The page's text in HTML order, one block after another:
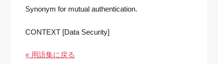
Synonym for mutual authentication.
CONTEXT [Data Security]
« 用語集に戻る